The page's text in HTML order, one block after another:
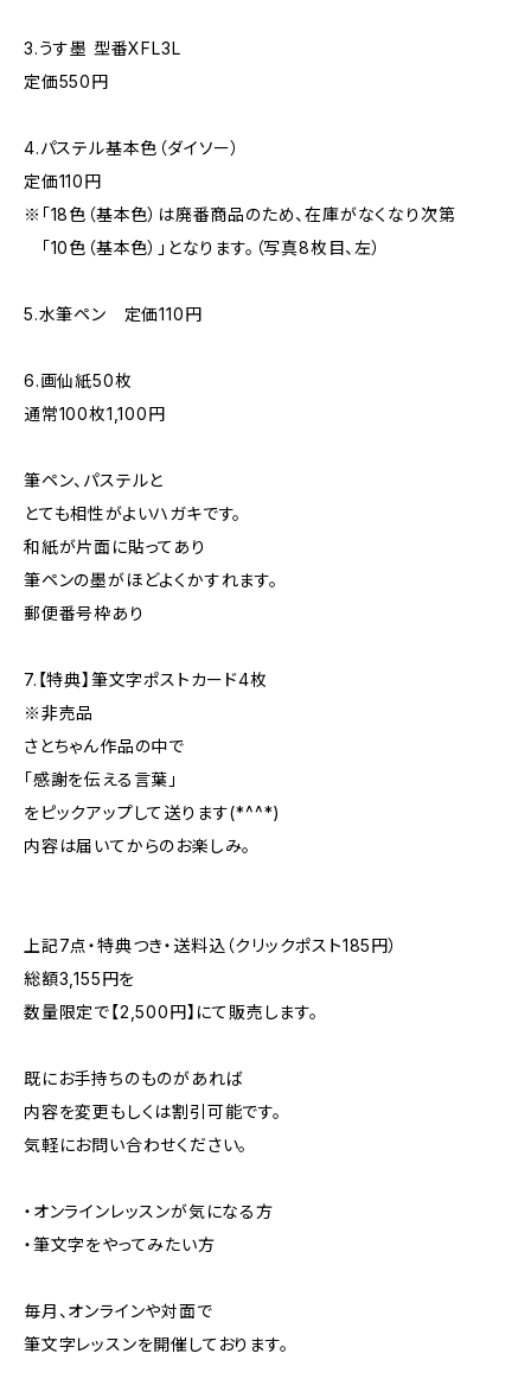
3.うす墨 型番XFL3L
定価550円
4.パステル基本色（ダイソー）
定価110円
※「18色（基本色）は廃番商品のため、在庫がなくなり次第
「10色（基本色）」となります。（写真8枚目、左）
5.水筆ペン 定価110円
6.画仙紙50枚
通常100枚1,100円
筆ペン、パステルと
とても相性がよいハガキです。
和紙が片面に貼ってあり
筆ペンの墨がほどよくかすれます。
郵便番号枠あり
7.【特典】筆文字ポストカード4枚
※非売品
さとちゃん作品の中で
「感謝を伝える言葉」
をピックアップして送ります(*^^*)
内容は届いてからのお楽しみ。
上記7点・特典つき・送料込（クリックポスト185円）
総額3,155円を
数量限定で【2,500円】にて販売します。
既にお手持ちのものがあれば
内容を変更もしくは割引可能です。
気軽にお問い合わせください。
・オンラインレッスンが気になる方
・筆文字をやってみたい方
毎月、オンラインや対面で
筆文字レッスンを開催しております。